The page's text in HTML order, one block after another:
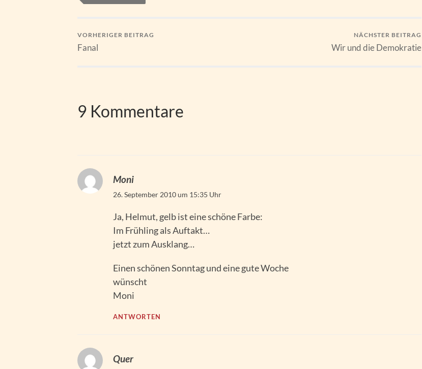
VORHERIGER BEITRAG
Fanal
NÄCHSTER BEITRAG
Wir und die Demokratie
9 Kommentare
Moni
26. September 2010 um 15:35 Uhr
Ja, Helmut, gelb ist eine schöne Farbe:
Im Frühling als Auftakt…
jetzt zum Ausklang…
Einen schönen Sonntag und eine gute Woche
wünscht
Moni
ANTWORTEN
Quer